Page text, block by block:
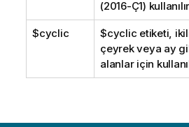
(2016-Ç1)
$cyclic $cyclic etiketi,
çeyrek veya ay
alanlar için